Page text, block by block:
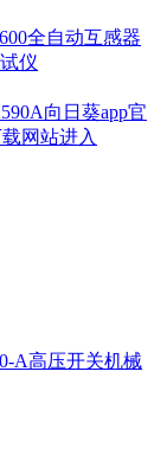
全自动互感器
仪
向日葵app官
网站进入
A高压开关机械